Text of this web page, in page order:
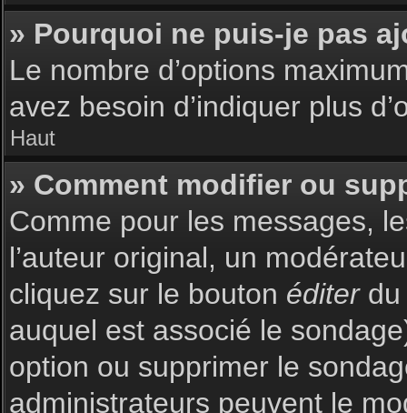
» Pourquoi ne puis-je pas
Le nombre d’options
avez besoin d’indiquer plus
Haut
» Comment modifier ou
Comme pour les messages,
l’auteur original, un
cliquez sur le bouton éditerdu
auquel est associé le
option ou supprimer le
administrateurs peuvent le